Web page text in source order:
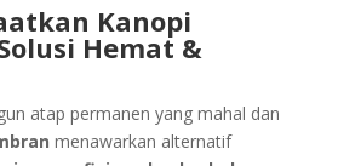
Kanopi
Hemat &
atap permanen yang mahal dan
menawarkan alternatif